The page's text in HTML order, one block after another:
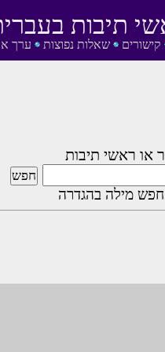
קישורים שאלות נפוצות ערך
תיבות
או ראשי תיבות
חפש מילה בהגדרה